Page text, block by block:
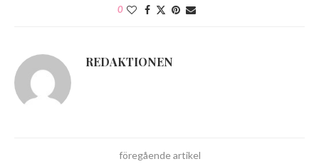
0
REDAKTIONEN
föregående artikel